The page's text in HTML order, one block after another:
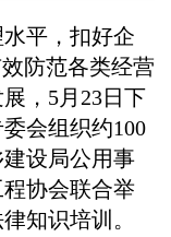
平，扣好企
防范各类经营
，5月23日下
会组织约100
设局公用事
协会联合举
知识培训。